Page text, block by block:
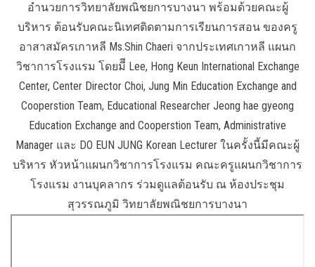
อำนวยการวิทยาลัยพณิชยการบางนา พร้อมด้วยคณะผู้
บริหาร ต้อนรับคณะนิเทศติดตามการเรียนการสอน ของครู
อาสาสมัครเกาหลี Ms.Shin Chaeri จากประเทศเกาหลี แผนก
วิชาการโรงแรม โดยมีี Lee, Hong Keun International Exchange
Center, Center Director Choi, Jung Min Education Exchange and
Cooperstion Team, Educational Researcher Jeong hae gyeong
Education Exchange and Cooperstion Team, Administrative
Manager และ DO EUN JUNG Korean Lecturer ในครั้งนี้มีคณะผู้
บริหาร หัวหน้าแผนกวิชาการโรงแรม คณะครูแผนกวิชาการ
โรงแรม งานบุคลากร ร่วมดูแลต้อนรับ ณ ห้องประชุม
สุวรรณภูมิ วิทยาลัยพณิชยการบางนา